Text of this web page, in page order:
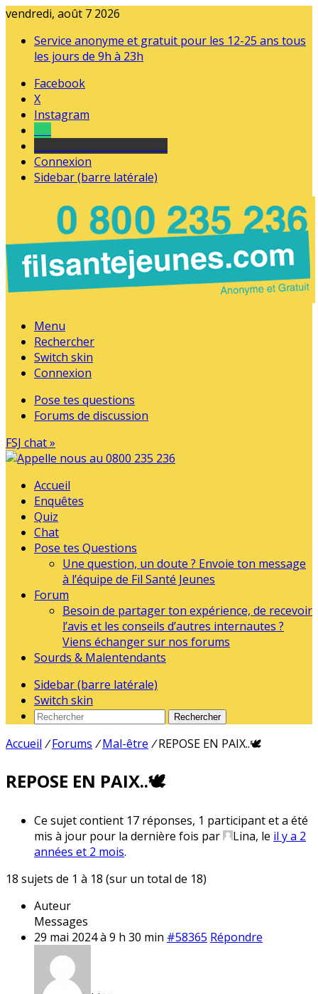
vendredi, août 7 2026
Service anonyme et gratuit pour les 12-25 ans tous
les jours de 9h à 23h
Facebook
X
Instagram
Connexion
Sidebar (barre latérale)
Menu
Rechercher
Switch skin
Connexion
Pose tes questions
Forums de discussion
FSJ chat »
Accueil
Enquêtes
Quiz
Chat
Pose tes Questions
Une question, un doute ? Envoie ton message
à l’équipe de Fil Santé Jeunes
Forum
Besoin de partager ton expérience, de recevoir
l’avis et les conseils d’autres internautes ?
Viens échanger sur nos forums
Sourds & Malentendants
Sidebar (barre latérale)
Switch skin
Rechercher
Accueil / Forums / Mal-être / REPOSE EN PAIX..🕊️
REPOSE EN PAIX..🕊️
Ce sujet contient 17 réponses, 1 participant et a été
mis à jour pour la dernière fois par
Lina, le il y a 2
années et 2 mois.
18 sujets de 1 à 18 (sur un total de 18)
Auteur
Messages
29 mai 2024 à 9 h 30 min #58365 Répondre